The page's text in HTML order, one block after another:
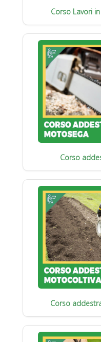
Corso Lavori
Corso
Corso